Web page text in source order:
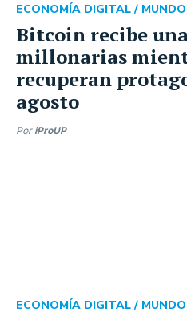
Bitcoin recibe
millonarias
recuperan
agosto
ECONOMÍA DIGITAL /
Por iProUP
ECONOMÍA DIGITAL /